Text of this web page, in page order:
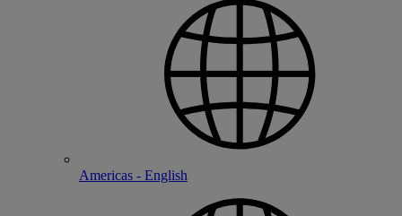
Americas - English